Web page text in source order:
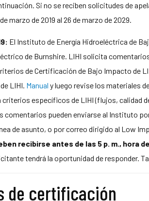
Si no se reciben solicitudes de
marzo de 2019 al 26 de marzo de 2029.
El Instituto de Energía Hidroeléctrica de
de Burnshire. LIHI solicita
de Certificación de Bajo Impacto de
LIHI. Manual y luego revise los materiales
específicos de LIHI (flujos, calidad
comentarios pueden enviarse al Instituto
de asunto, o por correo dirigido al Low
recibirse antes de las 5 p. m., hora
tendrá la oportunidad de responder.
de certificación